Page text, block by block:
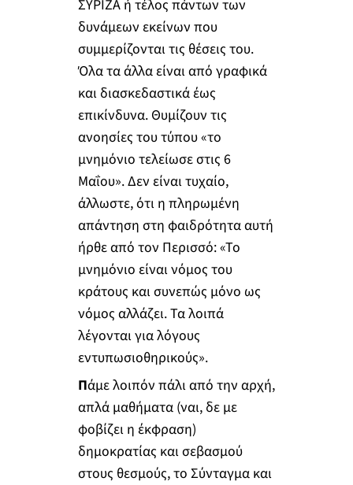
ΣΥΡΙΖΑ ή τέλος πάντων των
δυνάμεων εκείνων που
συμμερίζονται τις θέσεις του.
Όλα τα άλλα είναι από γραφικά
και διασκεδαστικά έως
επικίνδυνα. Θυμίζουν τις
ανοησίες του τύπου «το
μνημόνιο τελείωσε στις 6
Μαΐου». Δεν είναι τυχαίο,
άλλωστε, ότι η πληρωμένη
απάντηση στη φαιδρότητα αυτή
ήρθε από τον Περισσό: «Το
μνημόνιο είναι νόμος του
κράτους και συνεπώς μόνο ως
νόμος αλλάζει. Τα λοιπά
λέγονται για λόγους
εντυπωσιοθηρικούς».
Πάμε λοιπόν πάλι από την αρχή,
απλά μαθήματα (ναι, δε με
φοβίζει η έκφραση)
δημοκρατίας και σεβασμού
στους θεσμούς, το Σύνταγμα και